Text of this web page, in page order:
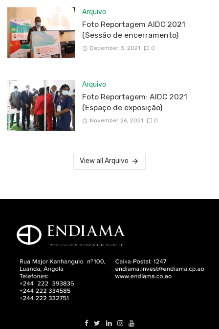
Arquivo
Foto Reportagem AIDC 2021
(Sessão de encerramento)
December 3, 2021 0
Arquivo
Foto Reportagem: AIDC 2021
(Espaço de exposição)
November 26, 2021 0
View all Arquivo